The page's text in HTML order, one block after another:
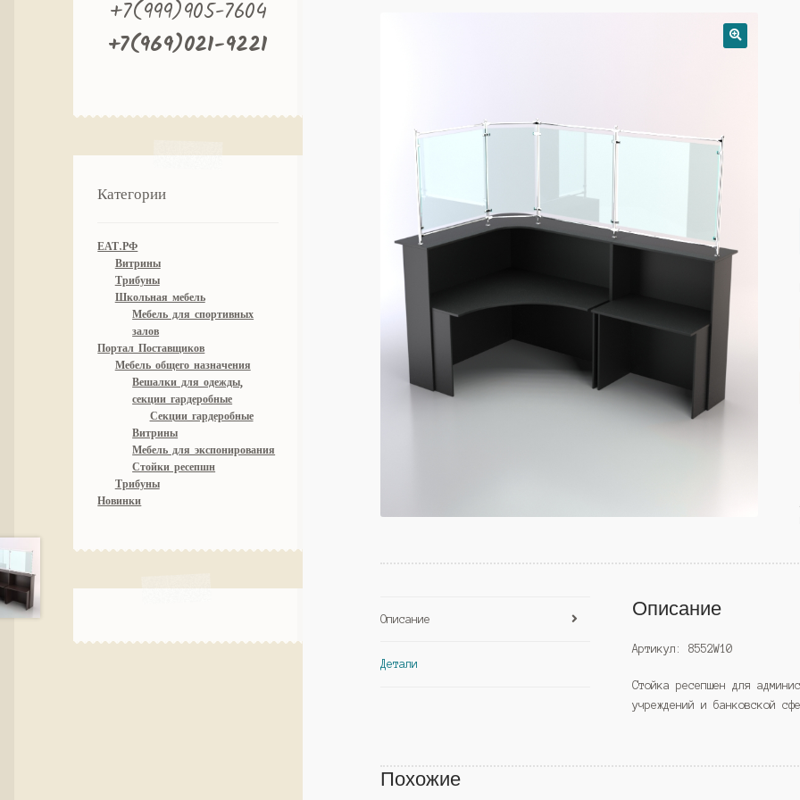
Описание
Детали
Описание
Артикул: 8552W10
Стойка ресепшен для
учреждений и банковской
Похожие
+7(999)905-7604
+7(969)021-9221
Категории
ЕАТ.РФ
Витрины
Трибуны
Школьная мебель
Мебель для спортивных
залов
Портал Поставщиков
Мебель общего назначения
Вешалки для одежды,
секции гардеробные
Секции гардеробные
Витрины
Мебель для экспонирования
Стойки ресепшн
Трибуны
Новинки